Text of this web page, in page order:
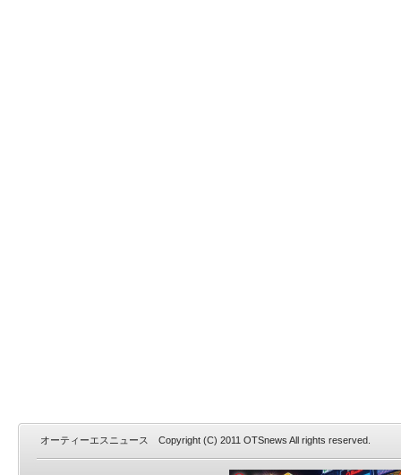
オーティーエスニュース Copyright (C) 2011 OTSnews All rights reserved.